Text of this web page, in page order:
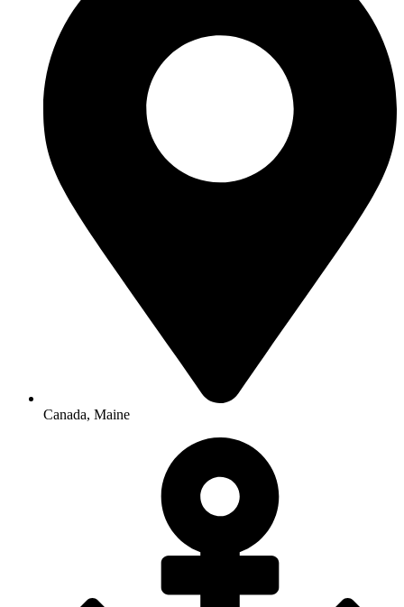
Canada, Maine